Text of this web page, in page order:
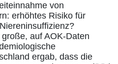
von
erhöhtes Risiko für
auf AOK-Daten
ergab, dass die